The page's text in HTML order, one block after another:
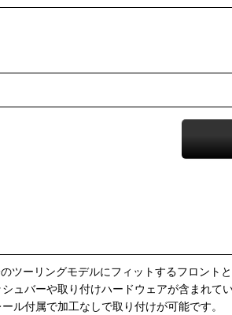
ツーリングモデルにフィットするフロン
ュバーや取り付けハードウェアが含まれて
ル付属で加工なしで取り付けが可能です。